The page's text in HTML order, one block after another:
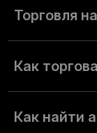
Торговля
другими
сделки, чтобы
Как
из трёх
начните
Как найти